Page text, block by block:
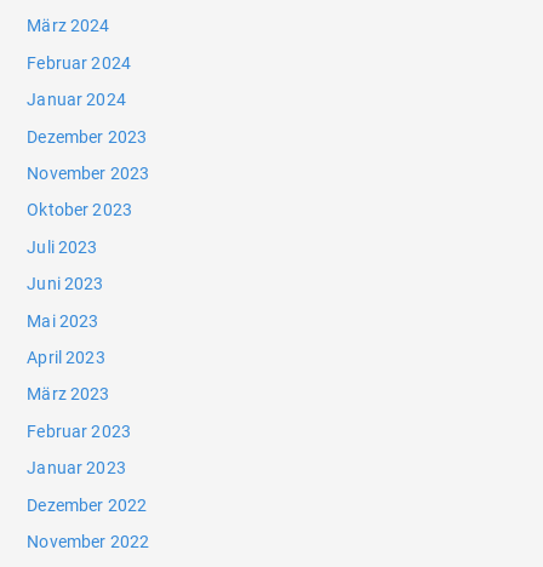
März 2024
Februar 2024
Januar 2024
Dezember 2023
November 2023
Oktober 2023
Juli 2023
Juni 2023
Mai 2023
April 2023
März 2023
Februar 2023
Januar 2023
Dezember 2022
November 2022